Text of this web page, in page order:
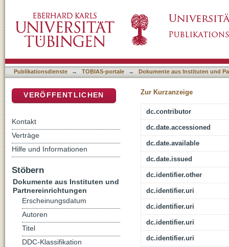
Publikationsdienste → TOBIAS-portale → Dokumente aus Instituten und
Zur Kurzanzeige
dc.contributor
dc.date.accessioned
dc.date.available
dc.date.issued
dc.identifier.other
dc.identifier.uri
dc.identifier.uri
dc.identifier.uri
dc.identifier.uri
VERÖFFENTLICHEN
Kontakt
Verträge
Hilfe und Informationen
Stöbern
Dokumente aus Instituten und
Partnereinrichtungen
Erscheinungsdatum
Autoren
Titel
DDC-Klassifikation